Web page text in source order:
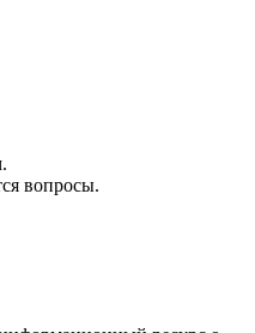
вопросы.